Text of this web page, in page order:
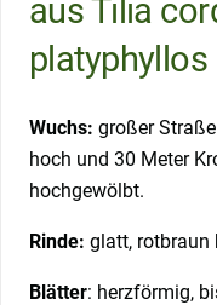
aus Tilia
platyphyllos
Wuchs: großer
hoch und 30 Meter
hochgewölbt.
Rinde: glatt, rotbraun
Blätter: herzförmig,